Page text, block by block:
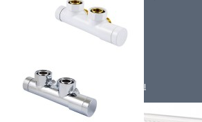
Низкие радиаторы
Стальные радиаторы